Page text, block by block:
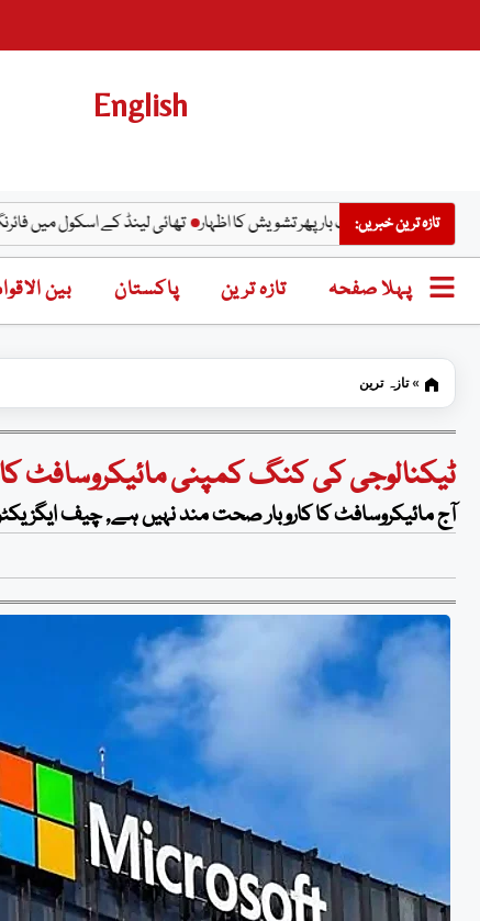
English
تازہ ترین خبریں:
پر ایک بار پھر تشویش کا اظہار تھائی لینڈ کے اسکول میں فائرنگ؛ 6 افراد ہلاک، 15 زخمی
پہلا صفحہ تازہ ترین پاکستان بین
»تازہ ترین
ٹیکنالوجی کی کنگ کمپنی مائیکروسافٹ کا زوال شروع، 4800
آج مائیکروسافٹ کا کاروبار صحت مند نہیں ہے, چیف